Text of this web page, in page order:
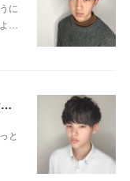
に
…
ボリュームの欲しいところ、動きの必要なところにだけパーマします☆
と